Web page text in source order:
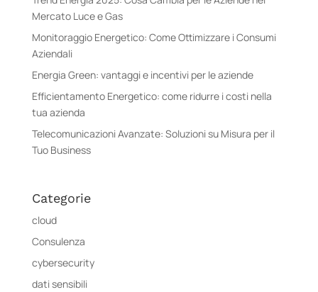
Mercato Luce e Gas
Monitoraggio Energetico: Come Ottimizzare i Consumi
Aziendali
Energia Green: vantaggi e incentivi per le aziende
Efficientamento Energetico: come ridurre i costi nella
tua azienda
Telecomunicazioni Avanzate: Soluzioni su Misura per il
Tuo Business
Categorie
cloud
Consulenza
cybersecurity
dati sensibili